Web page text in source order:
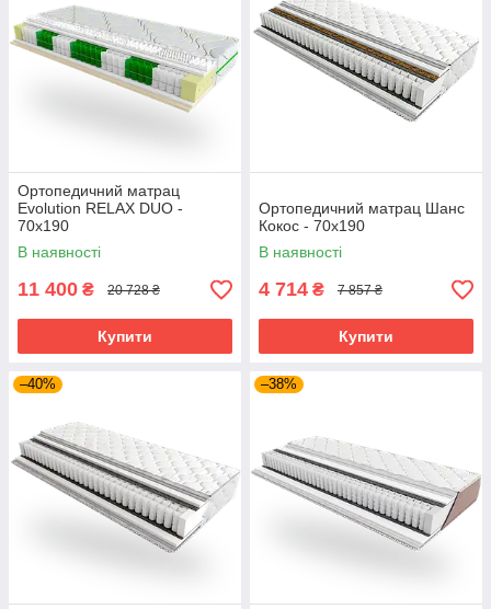
Ортопедичний матрац
Evolution RELAX DUO -
70х190
В наявності
11 400 ₴ 20 728 ₴
Купити
Ортопедичний матрац Шанс
Кокос - 70х190
В наявності
4 714 ₴ 7 857 ₴
Купити
–40% –38%